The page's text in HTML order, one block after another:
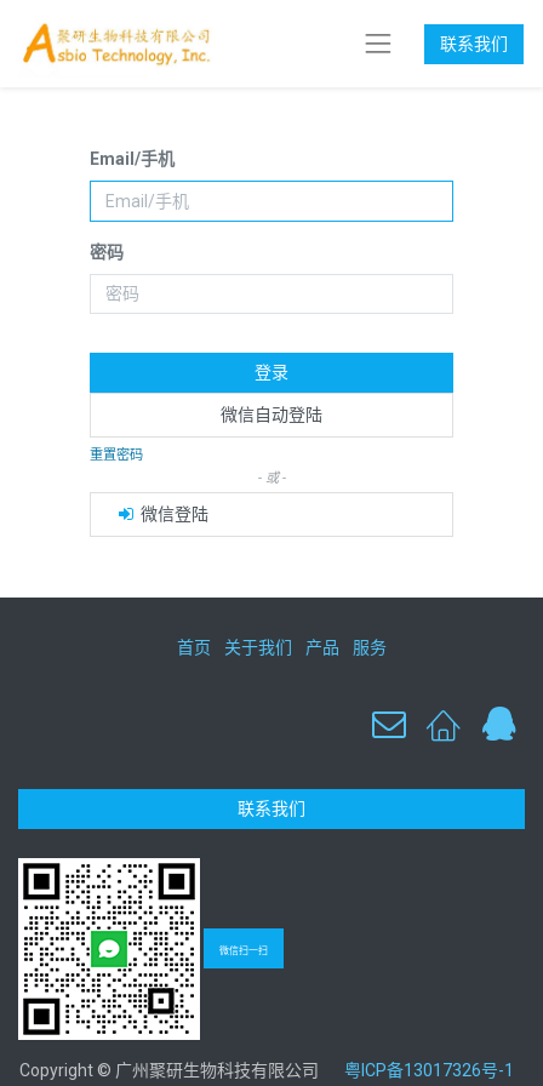
联系我们
Email/手机
密码
登录
微信自动登陆
重置密码
- 或 -
微信登陆
首页 关于我们 产品 服务
联系我们
微信扫一扫
Copyright © 广州聚研生物科技有限公司 粤ICP备13017326号-1